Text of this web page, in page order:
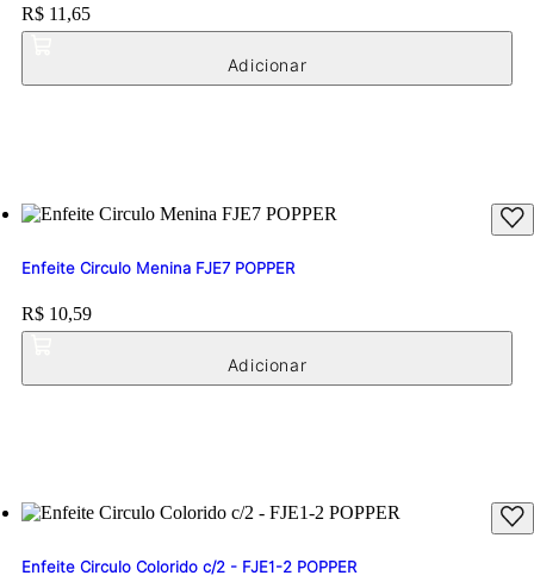
Price:
R$ 11,65
Enfeite Circulo Menina FJE7 POPPER
Price:
R$ 10,59
Enfeite Circulo Colorido c/2 - FJE1-2 POPPER